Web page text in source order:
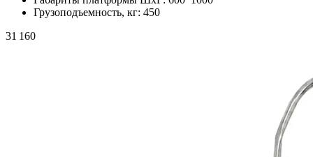
Грузоподъемность, кг: 450
31 160